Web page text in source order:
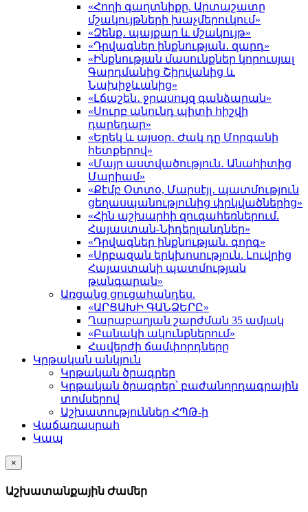
«Հողի գաղտնիքը. Արտաշատը
մշակույթների խաչմերուկում»
«Զենք․ պայքար և մշակույթ»
«Դրվագներ ինքնության․ զարդ»
«Ինքնության մասունքներ կորուսյալ
Գարդմանից Շիրվանից և
Նախիջևանից»
«Լճաշեն․ ջրասույզ գանձարան»
«Սուրբ անունդ պիտի հիշվի
դարեդար»
«Երեկ և այսօր․ Ժակ դը Մորգանի
հետքերով»
«Մայր աստվածություն․ Անահիտից
Մարիամ»
«Քէմբ Օտտօ, Մարսէյլ․ պատմություն
ցեղասպանությունից փրկվածներից»
«Հին աշխարհի զուգահեռներում.
Հայաստան-Նիդերլանդներ»
«Դրվագներ ինքնության. գորգ»
«Սրբազան երկխոսություն. Լուվրից
Հայաստանի պատմության
թանգարան»
Առցանց ցուցահանդես.
«ԱՐՑԱԽԻ ԳԱՆՁԵՐԸ»
Ղարաբաղյան շարժման 35 ամյակ
«Բանակի ակունքներում»
Հավերժի ճամփորդները
Կրթական անկյուն
Կրթական ծրագրեր
Կրթական ծրագրեր՝ բաժանորդագրային
տոմսերով
Աշխատություններ ՀՊԹ-ի
Վաճառասրահ
Կապ
×
Աշխատանքային Ժամեր